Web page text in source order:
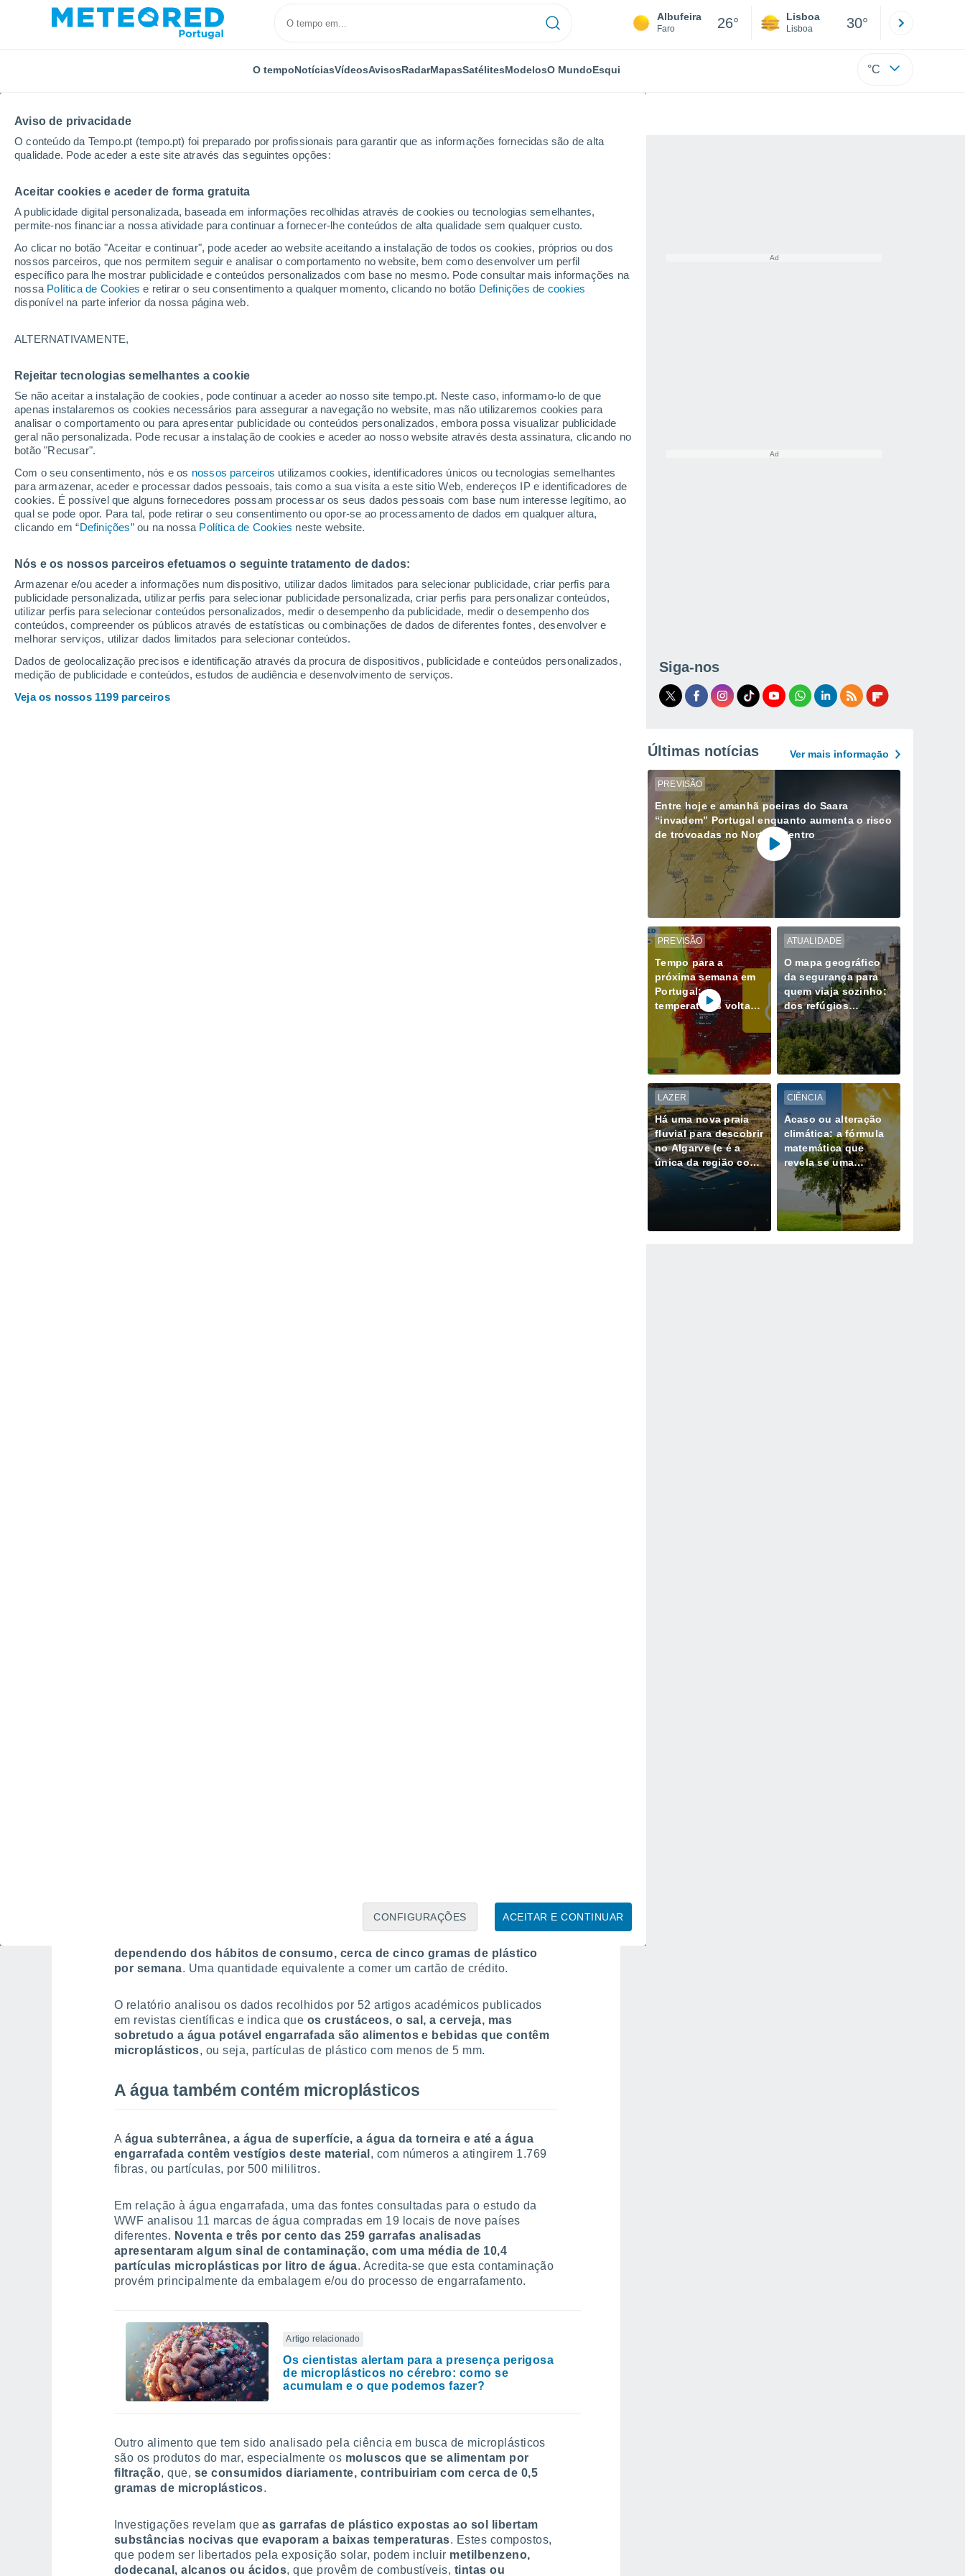
Aviso de privacidade
O conteúdo da Tempo.pt (tempo.pt) foi preparado por profissionais para garantir que as informações fornecidas são de alta
qualidade. Pode aceder a este site através das seguintes opções:
Aceitar cookies e aceder de forma gratuita
A publicidade digital personalizada, baseada em informações recolhidas através de cookies ou tecnologias semelhantes,
permite-nos financiar a nossa atividade para continuar a fornecer-lhe conteúdos de alta qualidade sem qualquer custo.
Ao clicar no botão "Aceitar e continuar", pode aceder ao website aceitando a instalação de todos os cookies, próprios ou dos
nossos parceiros, que nos permitem seguir e analisar o comportamento no website, bem como desenvolver um perfil
específico para lhe mostrar publicidade e conteúdos personalizados com base no mesmo. Pode consultar mais informações na
nossa Política de Cookies e retirar o seu consentimento a qualquer momento, clicando no botão Definições de cookies
disponível na parte inferior da nossa página web.
ALTERNATIVAMENTE,
Rejeitar tecnologias semelhantes a cookie
Se não aceitar a instalação de cookies, pode continuar a aceder ao nosso site tempo.pt. Neste caso, informamo-lo de que
apenas instalaremos os cookies necessários para assegurar a navegação no website, mas não utilizaremos cookies para
analisar o comportamento ou para apresentar publicidade ou conteúdos personalizados, embora possa visualizar publicidade
geral não personalizada. Pode recusar a instalação de cookies e aceder ao nosso website através desta assinatura, clicando no
botão "Recusar".
Com o seu consentimento, nós e os nossos parceiros utilizamos cookies, identificadores únicos ou tecnologias semelhantes
para armazenar, aceder e processar dados pessoais, tais como a sua visita a este sitio Web, endereços IP e identificadores de
cookies. É possível que alguns fornecedores possam processar os seus dados pessoais com base num interesse legítimo, ao
qual se pode opor. Para tal, pode retirar o seu consentimento ou opor-se ao processamento de dados em qualquer altura,
clicando em “Definições” ou na nossa Política de Cookies neste website.
Nós e os nossos parceiros efetuamos o seguinte tratamento de dados:
Armazenar e/ou aceder a informações num dispositivo, utilizar dados limitados para selecionar publicidade, criar perfis para
publicidade personalizada, utilizar perfis para selecionar publicidade personalizada, criar perfis para personalizar conteúdos,
utilizar perfis para selecionar conteúdos personalizados, medir o desempenho da publicidade, medir o desempenho dos
conteúdos, compreender os públicos através de estatísticas ou combinações de dados de diferentes fontes, desenvolver e
melhorar serviços, utilizar dados limitados para selecionar conteúdos.
Dados de geolocalização precisos e identificação através da procura de dispositivos, publicidade e conteúdos personalizados,
medição de publicidade e conteúdos, estudos de audiência e desenvolvimento de serviços.
Veja os nossos 1199 parceiros
ACEITAR E CONTINUAR
CONFIGURAÇÕES
Albufeira
Faro 26° Lisboa
Lisboa 30°
O tempoNotíciasVídeosAvisosRadarMapasSatélitesModelosO MundoEsqui °C
O perigo oculto do plástico: quais são os
riscos para a sua saúde de beber água de
garrafas descartáveis?
Uma investigação revela que uma pessoa pode consumir cerca de cinco gramas
de microplástico por semana, o que equivale a um cartão bancário.
A investigação realizada pelo Fundo Mundial para a Natureza (WWF, sigla em
inglês) em conjunto com a Universidade de Newcastle, Austrália, revelou que, em
dependendo dos hábitos de consumo, cerca de cinco gramas de plástico
por semana. Uma quantidade equivalente a comer um cartão de crédito.
O relatório analisou os dados recolhidos por 52 artigos académicos publicados
em revistas científicas e indica que os crustáceos, o sal, a cerveja, mas
sobretudo a água potável engarrafada são alimentos e bebidas que contêm
microplásticos, ou seja, partículas de plástico com menos de 5 mm.
A água também contém microplásticos
A água subterrânea, a água de superfície, a água da torneira e até a água
engarrafada contêm vestígios deste material , com números a atingirem 1.769
fibras, ou partículas, por 500 mililitros.
Em relação à água engarrafada, uma das fontes consultadas para o estudo da
WWF analisou 11 marcas de água compradas em 19 locais de nove países
diferentes. Noventa e três por cento das 259 garrafas analisadas
apresentaram algum sinal de contaminação, com uma média de 10,4
partículas microplásticas por litro de água. Acredita-se que esta contaminação
provém principalmente da embalagem e/ou do processo de engarrafamento.
Artigo relacionado
Os cientistas alertam para a presença perigosa
de microplásticos no cérebro: como se
acumulam e o que podemos fazer?
Outro alimento que tem sido analisado pela ciência em busca de microplásticos
são os produtos do mar, especialmente os moluscos que se alimentam por
filtração, que, se consumidos diariamente, contribuiriam com cerca de 0,5
gramas de microplásticos.
Investigações revelam queas garrafas de plástico expostas ao sol libertam
substâncias nocivas que evaporam a baixas temperaturas. Estes compostos,
que podem ser libertados pela exposição solar, podem incluir metilbenzeno,
dodecanal, alcanos ou ácidos, que provêm de combustíveis, tintas ou
Siga-nos
Últimas notícias Ver mais informaçāo
PREVISÃO
Entre hoje e amanhã poeiras do Saara
“invadem” Portugal enquanto aumenta o risco
de trovoadas no Norte e Centro
PREVISÃO
Tempo para a
próxima semana em
Portugal:
temperaturas voltam
a subir; máximas na
ordem dos 40 ºC
regressam ao
continente
ATUALIDADE
O mapa geográfico
da segurança para
quem viaja sozinho:
dos refúgios
europeus aos
destinos de maior
risco
LAZER
Há uma nova praia
fluvial para descobrir
no Algarve (e é a
única da região com
Bandeira Azul)
CIÊNCIA
Acaso ou alteração
climática: a fórmula
matemática que
revela se uma
tempestade extrema
já não é natural